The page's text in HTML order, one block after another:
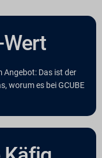
Wert
Angebot: Das ist der
worum es bei GCUBE